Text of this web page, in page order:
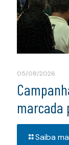
05/08/2026
marcada
Saiba